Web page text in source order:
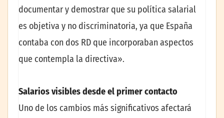
documentar y demostrar que su política salarial
es objetiva y no discriminatoria, ya que España
contaba con dos RD que incorporaban aspectos
que contempla la directiva».
Salarios visibles desde el primer contacto
Uno de los cambios más significativos afectará